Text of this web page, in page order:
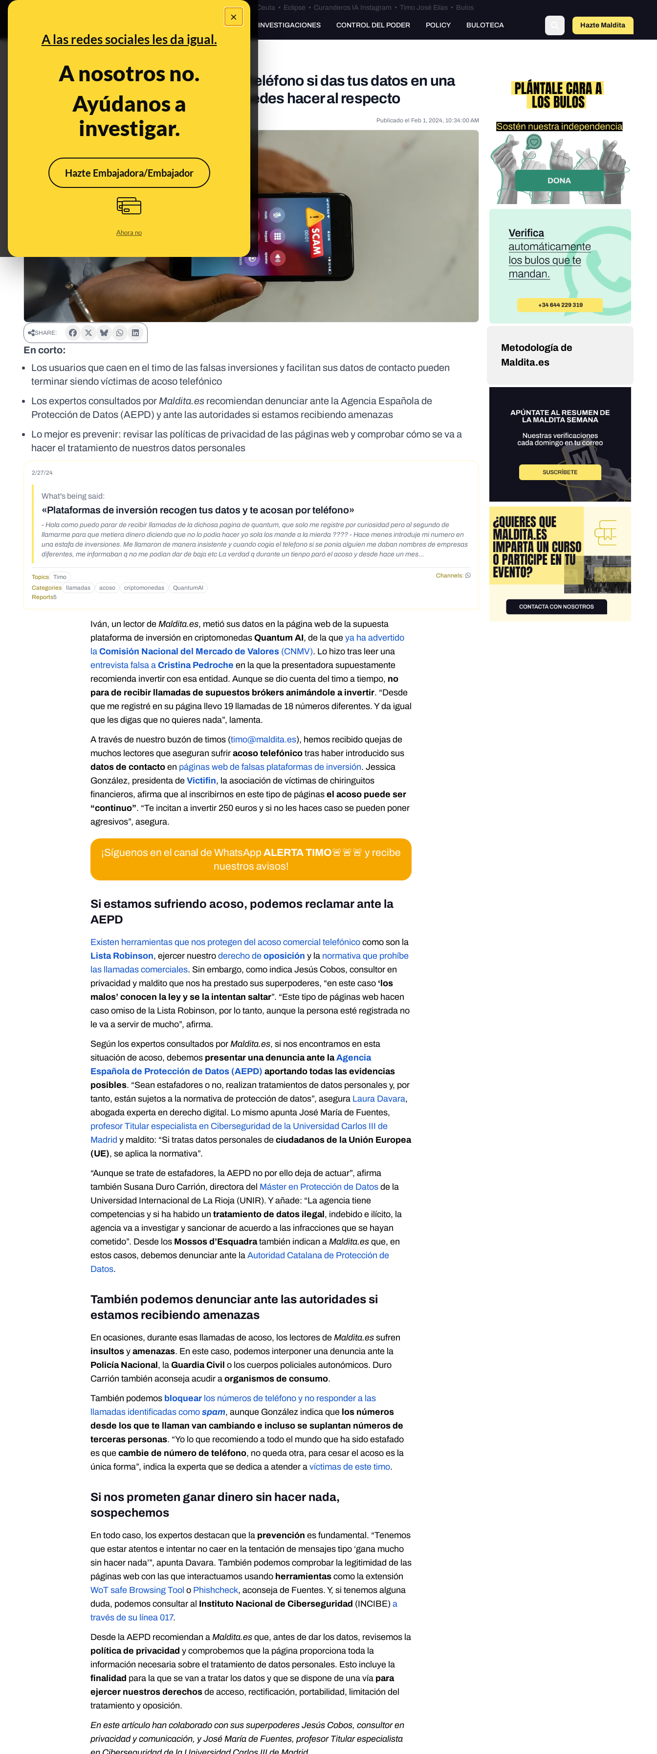
×
A las redes sociales les da igual.
A nosotros no.
Ayúdanos a
investigar.
Hazte Embajadora/Embajador
Ahora no
Especial Ceuta•Bulos Ceuta • Eclipse • Curanderos IA Instagram • Timo José Elías • Bulos
PREBUNKING INVESTIGACIONES CONTROL DEL PODER POLICY BULOTECA Hazte Maldito
Cómo los timadores te acosan por teléfono si das tus datos en una
web de inversiones falsas y qué puedes hacer al respecto
Publicado el Feb 1, 2024, 10:34:00 AM
SHARE:
En corto:
Los usuarios que caen en el timo de las falsas inversiones y facilitan sus datos de contacto pueden
terminar siendo víctimas de acoso telefónico
Los expertos consultados por Maldita.es recomiendan denunciar ante la Agencia Española de
Protección de Datos (AEPD) y ante las autoridades si estamos recibiendo amenazas
Lo mejor es prevenir: revisar las políticas de privacidad de las páginas web y comprobar cómo se va a
hacer el tratamiento de nuestros datos personales
2/27/24
What's being said:
«Plataformas de inversión recogen tus datos y te acosan por teléfono»
- Hola como puedo parar de recibir llamadas de la dichosa pagina de quantum, que solo me registre por curiosidad pero al segundo de
llamarme para que metiera dinero diciendo que no lo podia hacer yo sola los mande a la mierda ???? - Hace menes introduje mi numero en
una estafa de inversiones. Me llamaron de manera insistente y cuando cogia el telefono si se ponia alguien me daban nombres de empresas
diferentes, me informaban q no me podian dar de baja etc La verdad q durante un tienpo paró el acoso y desde hace un mes
denunciar ante la agencia de protección de datos el problema es que cada vez que cojo el telefono me dan un nombre de empresa distinto y
que ni siquiers encuentro. En ocasiones cuesta entenderles hablar y siempre dan excusas para no darte de baja. Me gustaria saber de que
manera podria parar todo esto o poder denunciarles. - Les escribo en relación a un acoso teléfono que vengo sufriendo en relación a una
(hasta 50) por lo que resulta imposible bloquear las llamadas. Desde números de móviles nacionales, fijos e internacionales. Además, y no
se de qué modo, suplantan números hasta el punto en el que recibo llamadas de desconocidos indicando que tienen una llamada perdida
mía. Sin yo haber llamado jamás a esos números. He visto en su página web otros usuarios afectados de igual modo. Ruego me indiquen si
tienen constancia de que alguno de ellos haya iniciado acciones legales así como si me pudiera indicar al modo de proceder en este caso,
pues no puedo permitirme cambiar de número.
Topics Timo
Channels:
Categories
llamadas acoso criptomonedas
QuantumAI
Reports5
Iván, un lector deMaldita.es, metió sus datos en la página web de la supuesta
plataforma de inversión en criptomonedasQuantum AI, de la queya ha advertido
laComisión Nacional del Mercado de Valores (CNMV). Lo hizo tras leer una
entrevista falsa aCristina Pedroche en la que la presentadora supuestamente
recomienda invertir con esa entidad. Aunque se dio cuenta del timo a tiempo, no
para de recibir llamadas de supuestos brókers animándole a invertir. “Desde
que me registré en su página llevo 19 llamadas de 18 números diferentes. Y da igual
que les digas que no quieres nada”, lamenta.
A través de nuestro buzón de timos (timo@maldita.es), hemos recibido quejas de
muchos lectores que aseguran sufriracoso telefónico tras haber introducido sus
datos de contacto en páginas web de falsas plataformas de inversión. Jessica
González, presidenta deVictifin, la asociación de víctimas de chiringuitos
financieros, afirma que al inscribirnos en este tipo de páginasel acoso puede ser
“continuo”. “Te incitan a invertir 250 euros y si no les haces caso se pueden poner
agresivos”, asegura.
¡Síguenos en el canal de WhatsAppALERTA TIMO🚨🚨🚨 y recibe
nuestros avisos!
Si estamos sufriendo acoso, podemos reclamar ante la
AEPD
Existen herramientas que nos protegen del acoso comercial telefónico como son la
Lista Robinson, ejercer nuestroderecho deoposición y la normativa que prohíbe
las llamadas comerciales. Sin embargo, como indica Jesús Cobos, consultor en
privacidad y maldito que nos ha prestado sus superpoderes, “en este caso ‘los
malos’ conocen la ley y se la intentan saltar”. “Este tipo de páginas web hacen
caso omiso de la Lista Robinson, por lo tanto, aunque la persona esté registrada no
le va a servir de mucho”, afirma.
Según los expertos consultados porMaldita.es, si nos encontramos en esta
situación de acoso, debemos presentar una denuncia ante laAgencia
Española de Protección de Datos (AEPD) aportando todas las evidencias
posibles. “Sean estafadores o no, realizan tratamientos de datos personales y, por
tanto, están sujetos a la normativa de protección de datos”, asegura Laura Davara,
abogada experta en derecho digital. Lo mismo apunta José María de Fuentes,
profesor Titular especialista en Ciberseguridad de la Universidad Carlos III de
Madrid y maldito: “Si tratas datos personales deciudadanos de la Unión Europea
(UE), se aplica la normativa”.
“Aunque se trate de estafadores, la AEPD no por ello deja de actuar”, afirma
también Susana Duro Carrión, directora del Máster en Protección de Datos de la
Universidad Internacional de La Rioja (UNIR). Y añade: “La agencia tiene
competencias y si ha habido untratamiento de datos ilegal , indebido e ilícito, la
agencia va a investigar y sancionar de acuerdo a las infracciones que se hayan
cometido”. Desde los Mossos d’Esquadratambién indican aMaldita.es que, en
estos casos, debemos denunciar ante laAutoridad Catalana de Protección de
Datos.
También podemos denunciar ante las autoridades si
estamos recibiendo amenazas
En ocasiones, durante esas llamadas de acoso, los lectores deMaldita.es sufren
insultosyamenazas. En este caso, podemos interponer una denuncia ante la
Policía Nacional , la Guardia Civil o los cuerpos policiales autonómicos. Duro
Carrión también aconseja acudir aorganismos de consumo.
También podemos bloquear los números de teléfono y no responder a las
llamadas identificadas comospam, aunque González indica que los números
desde los que te llaman van cambiando e incluso se suplantan números de
terceras personas. “Yo lo que recomiendo a todo el mundo que ha sido estafado
es quecambie de número de teléfono, no queda otra, para cesar el acoso es la
única forma”, indica la experta que se dedica a atender avíctimas de este timo.
Si nos prometen ganar dinero sin hacer nada,
sospechemos
En todo caso, los expertos destacan que la prevenciónes fundamental. “Tenemos
que estar atentos e intentar no caer en la tentación de mensajes tipo ‘gana mucho
sin hacer nada’”, apunta Davara. También podemos comprobar la legitimidad de las
páginas web con las que interactuamos usando herramientas como la extensión
WoT safe Browsing Tool o Phishcheck, aconseja de Fuentes. Y, si tenemos alguna
duda, podemos consultar al Instituto Nacional de Ciberseguridad (INCIBE)a
través de su línea 017.
Desde la AEPD recomiendan a Maldita.es que, antes de dar los datos, revisemos la
política de privacidad y comprobemos que la página proporciona toda la
información necesaria sobre el tratamiento de datos personales. Esto incluye la
finalidad para la que se van a tratar los datos y que se dispone de una vía para
ejercer nuestros derechos de acceso, rectificación, portabilidad, limitación del
tratamiento y oposición.
En este artículo han colaborado con sus superpoderes Jesús Cobos, consultor en
privacidad y comunicación, y José María de Fuentes, profesor Titular especialista
Metodología de
Maldita.es